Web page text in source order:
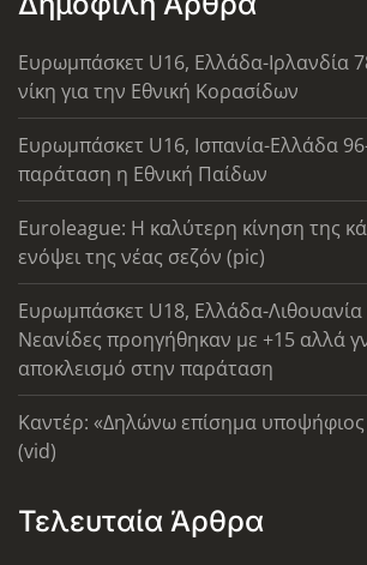
Ευρωμπάσκετ U16, Ελλάδα-Ιρλανδία
νίκη για την Εθνική Κορασίδων
Ευρωμπάσκετ U16, Ισπανία-Ελλάδα
παράταση η Εθνική Παίδων
Euroleague: Η καλύτερη κίνηση της
ενόψει της νέας σεζόν (pic)
Ευρωμπάσκετ U18, Ελλάδα-Λιθουανία
Νεανίδες προηγήθηκαν με +15 αλλά
αποκλεισμό στην παράταση
Καντέρ: «Δηλώνω επίσημα υποψήφιος
(vid)
Τελευταία Άρθρα